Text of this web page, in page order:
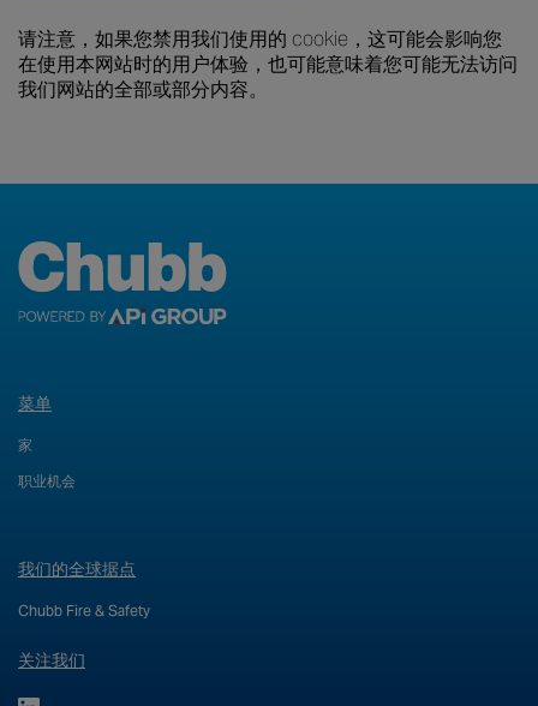
请注意，如果您禁用我们使用的 cookie，这可能会影响您
在使用本网站时的用户体验，也可能意味着您可能无法访问
我们网站的全部或部分内容。
菜单
家
职业机会
关注我们
我们的全球据点
Chubb Fire & Safety